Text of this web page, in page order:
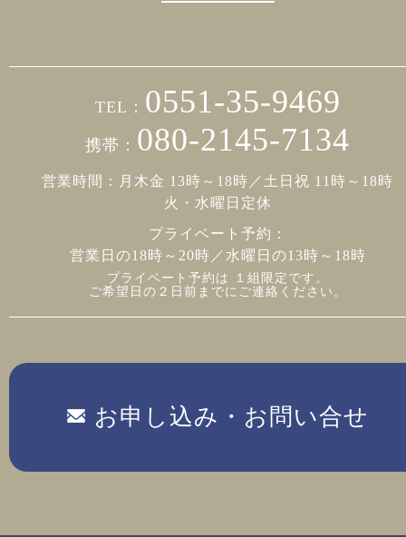
TEL： 0551-35-9469
携帯： 080-2145-7134
営業時間：月木金 13時～18時／土日祝 11時～18時
火・水曜日定休
プライベート予約：
営業日の18時～20時／水曜日の13時～18時
プライベート予約は １組限定です。
ご希望日の２日前までにご連絡ください。
お申し込み・お問い合せ